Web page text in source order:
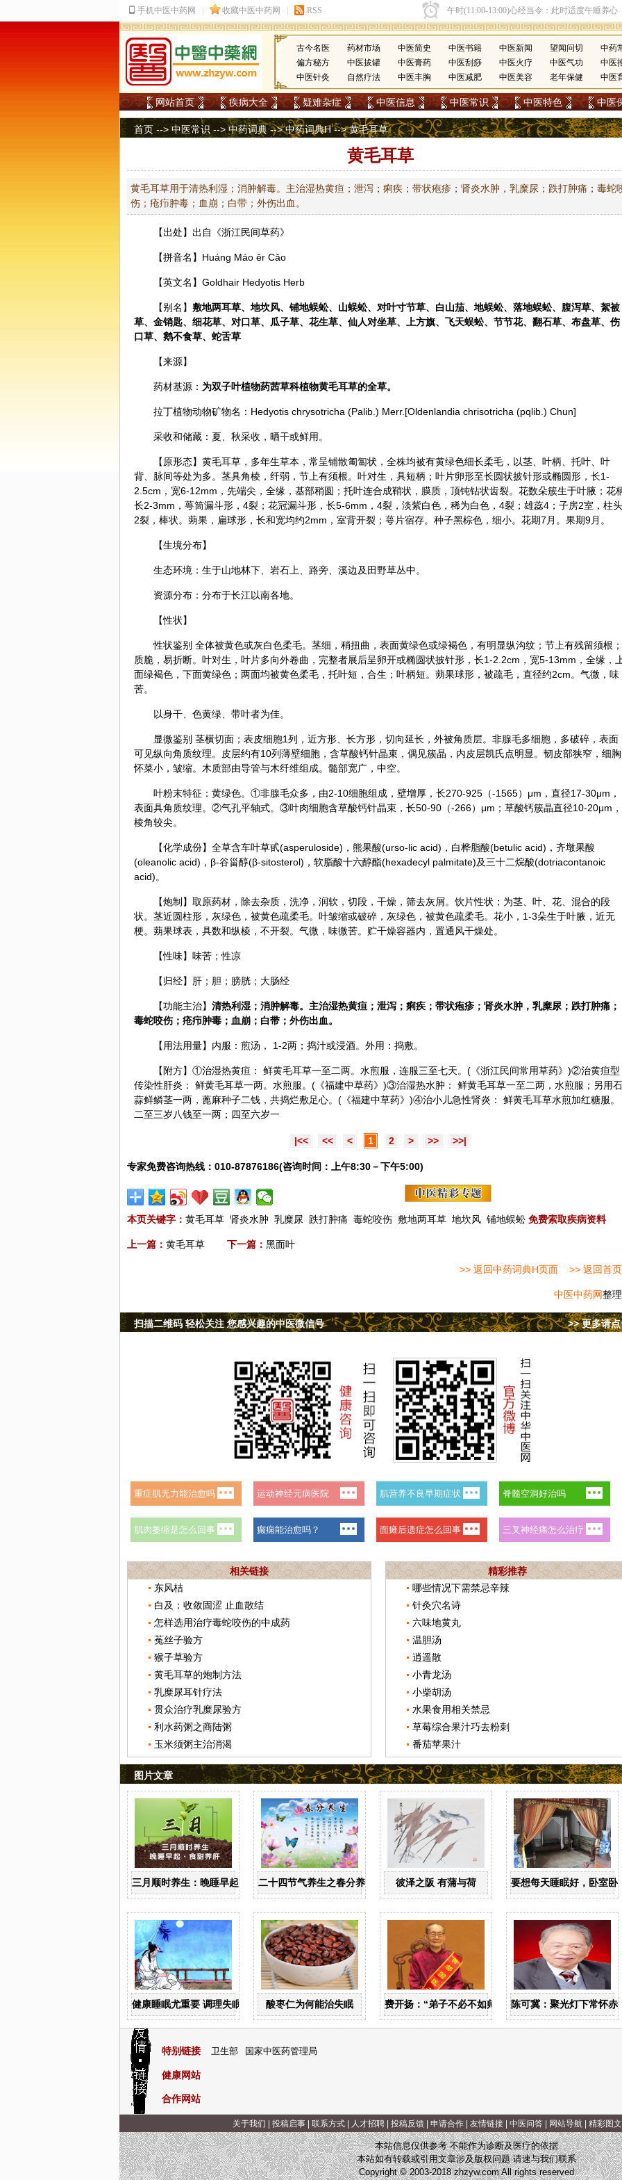
古今名医 药材市场 中医简史 中医书籍 中医新闻 望闻问切
中药
偏方秘方
中医拔罐 中医膏药 中医刮痧 中医火疗 中医气功
中医
中医针灸
自然疗法 中医丰胸 中医减肥 中医美容 老年保健 中医
网站首页 疾病大全 疑难杂症 中医信息 中医常识 中医特色 中医
首页 -->中医常识 -->中药词典-->中药词典H--> 黄毛耳草
黄毛耳草
黄毛耳草用于清热利湿；消肿解毒。主治湿热黄疸；泄泻；痢疾；带状疱疹；肾炎水肿，乳糜尿；跌打肿痛；毒蛇
伤；疮疖肿毒；血崩；白带；外伤出血。
【出处】出自《浙江民间草药》
【拼音名】Huánɡ Máo ěr Cǎo
【英文名】Goldhair Hedyotis Herb
【别名】 敷地两耳草、地坎风、铺地蜈蚣、山蜈蚣、对叶寸节草、白山茄、地蜈蚣、落地蜈蚣、腹泻草、絮被
草、金销匙、细花草、对口草、瓜子草、花生草、仙人对坐草、上方旗、 飞天蜈蚣、节节花、翻石草、布盘草、伤
口草、 鹅不食草、蛇舌草
【来源】
药材基源： 为双子叶植物药茜草科植物黄毛耳草的全草。
拉丁植物动物矿物名：Hedyotis chrysotricha (Palib.) Merr.[Oldenlandia chrisotricha (pqlib.) Chun]
采收和储藏：夏、秋采收，晒干或鲜用。
【原形态】黄毛耳草，多年生草本，常呈铺散匍匐状，全株均被有黄绿色细长柔毛，以茎、叶柄、托叶、叶
背、脉间等处为多。茎具角棱，纤弱，节上有须根。叶对生，具短柄；叶片卵形至长圆状披针形或椭圆形，长1-
2.5cm，宽6-12mm，先端尖，全缘，基部稍圆；托叶连合成鞘状，膜质，顶钝钻状齿裂。花数朵簇生于叶腋；花
长2-3mm，萼筒漏斗形，4裂；花冠漏斗形，长5-6mm，4裂，淡紫白色，稀为白色，4裂；雄蕊4；子房2室，柱头
2裂，棒状。蒴果，扁球形，长和宽均约2mm，室背开裂；萼片宿存。种子黑棕色，细小。花期7月。果期9月。
【生境分布】
生态环境：生于山地林下、岩石上、路旁、溪边及田野草丛中。
资源分布：分布于长江以南各地。
【性状】
性状鉴别 全体被黄色或灰白色柔毛。茎细，稍扭曲，表面黄绿色或绿褐色，有明显纵沟纹；节上有残留须根；
质脆，易折断。叶对生，叶片多向外卷曲，完整者展后呈卵开或椭圆状披针形，长1-2.2cm，宽5-13mm，全缘，
面绿褐色，下面黄绿色；两面均被黄色柔毛，托叶短，合生；叶柄短。蒴果球形，被疏毛，直径约2cm。气微，味
苦。
以身干、色黄绿、带叶者为佳。
显微鉴别 茎横切面；表皮细胞1列，近方形、长方形，切向延长，外被角质层。非腺毛多细胞，多破碎，表面
可见纵向角质纹理。皮层约有10列薄壁细胞，含草酸钙针晶束，偶见簇晶，内皮层凯氏点明显。韧皮部狭窄，细胸
怀菜小，皱缩。木质部由导管与木纤维组成。髓部宽广，中空。
叶粉末特征：黄绿色。①非腺毛众多，由2-10细胞组成，壁增厚，长270-925（-1565）μm，直径17-30μm，
表面具角质纹理。②气孔平轴式。③叶肉细胞含草酸钙针晶束，长50-90（-266）μm；草酸钙簇晶直径10-20μm，
棱角较尖。
【化学成份】全草含车叶草甙(asperuloside)，熊果酸(urso-lic acid)，白桦脂酸(betulic acid)，齐墩果酸
(oleanolic acid)，β-谷甾醇(β-sitosterol)，软脂酸十六醇酯(hexadecyl palmitate)及三十二烷酸(dotriacontanoic
acid)。
【炮制】取原药材，除去杂质，洗净，润软，切段，干燥，筛去灰屑。饮片性状；为茎、叶、花、混合的段
状。茎近圆柱形，灰绿色，被黄色疏柔毛。叶皱缩或破碎，灰绿色，被黄色疏柔毛。花小，1-3朵生于叶腋，近无
梗。蒴果球表，具数和纵棱，不开裂。气微，味微苦。贮干燥容器内，置通风干燥处。
【性味】味苦；性凉
【归经】肝；胆；膀胱；大肠经
【功能主治】 清热利湿；消肿解毒。主治湿热黄疸；泄泻；痢疾；带状疱疹；肾炎水肿，乳糜尿；跌打肿痛；
毒蛇咬伤；疮疖肿毒；血崩；白带；外伤出血。
【用法用量】内服：煎汤， 1-2两；捣汁或浸酒。外用：捣敷。
【附方】①治湿热黄疸： 鲜黄毛耳草一至二两。水煎服，连服三至七天。(《浙江民间常用草药》)②治黄疸型
传染性肝炎： 鲜黄毛耳草一两。水煎服。(《福建中草药》)③治湿热水肿： 鲜黄毛耳草一至二两，水煎服；另用石
蒜鲜鳞茎一两，蓖麻种子二钱，共捣烂敷足心。(《福建中草药》)④治小儿急性肾炎： 鲜黄毛耳草水煎加红糖服。
二至三岁八钱至一两；四至六岁一
|<< << < 1 2 > >> >>|
专家免费咨询热线：010-87876186(咨询时间：上午8:30－下午5:00)
本页关键字： 黄毛耳草 肾炎水肿 乳糜尿 跌打肿痛 毒蛇咬伤 敷地两耳草 地坎风 铺地蜈蚣 免费索取疾病资料
上一篇： 黄毛耳草 下一篇： 黑面叶
>> 返回中药词典H页面 >> 返回首页
中医中药网整理
>> 更多请
扫描二维码 轻松关注 您感兴趣的中医微信号
相关链接
东风桔
白及：收敛固涩 止血散结
怎样选用治疗毒蛇咬伤的中成药
菟丝子验方
猴子草验方
黄毛耳草的炮制方法
乳糜尿耳针疗法
贯众治疗乳糜尿验方
利水药粥之商陆粥
玉米须粥主治消渴
精彩推荐
哪些情况下需禁忌辛辣
针灸穴名诗
六味地黄丸
温胆汤
逍遥散
小青龙汤
小柴胡汤
水果食用相关禁忌
草莓综合果汁巧去粉刺
番茄苹果汁
图片文章
三月顺时养生：晚睡早起 食甜养肝二十四节气养生之春分养生 彼泽之阪 有蒲与荷 要想每天睡眠好，卧室卧
健康睡眠尤重要 调理失眠四诀窍酸枣仁为何能治失眠 费开扬：“弟子不必不如师” 陈可冀：聚光灯下常怀赤
特别链接 卫生部 国家中医药管理局
健康网站
合作网站
关于我们 投稿启事| 联系方式| 人才招聘| 投稿反馈| 申请合作| 友情链接| 中医问答| 网站导航| 精彩图文
本站信息仅供参考 不能作为诊断及医疗的依据
本站如有转载或引用文章涉及版权问题 请速与我们联系
Copyright © 2003-2018 zhzyw.com All rights reserved